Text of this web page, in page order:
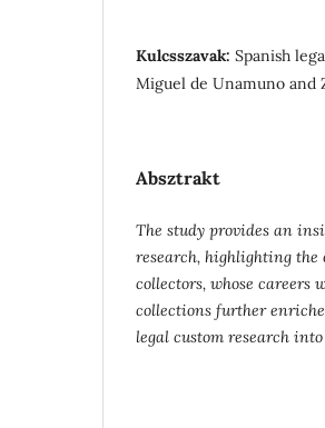
Kulcsszavak: Spanish
Miguel de Unamuno and
Absztrakt
The study provides an
research, highlighting the
collectors, whose careers
collections further
legal custom research